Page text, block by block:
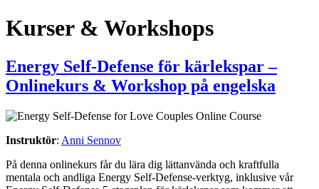
Kurser & Workshops
Energy Self-Defense för kärlekspar –
Onlinekurs & Workshop på engelska
Instruktör: Anni Sennov
På denna onlinekurs får du lära dig lättanvända och kraftfulla
mentala och andliga Energy Self-Defense-verktyg, inklusive vår